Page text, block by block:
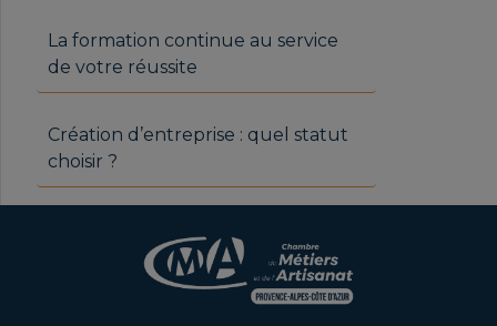
La formation continue au service
de votre réussite
Création d’entreprise : quel statut
choisir ?